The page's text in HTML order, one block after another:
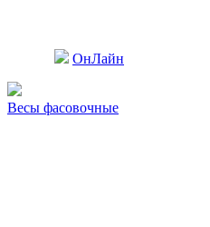
ОнЛайн
Весы фасовочные